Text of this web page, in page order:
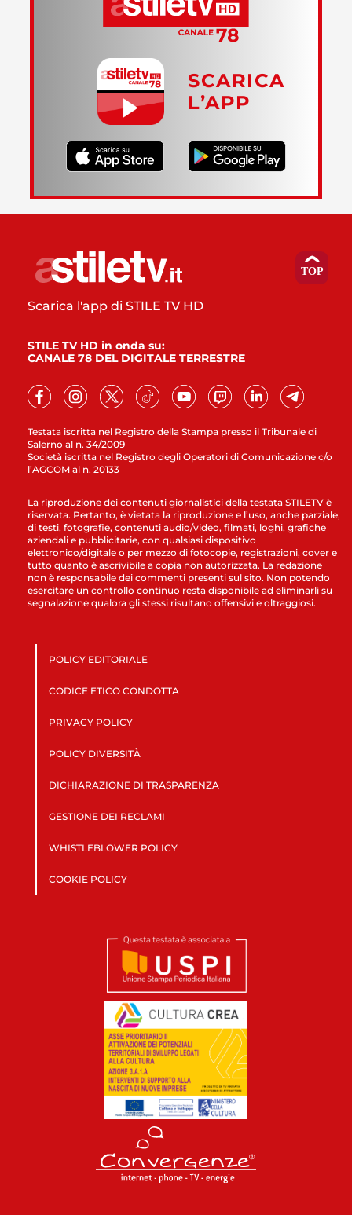
SCARICA
L’APP
Testata iscritta nel Registro della Stampa presso il Tribunale di
Salerno al n. 34/2009
Società iscritta nel Registro degli Operatori di Comunicazione c/o
l’AGCOM al n. 20133
Scarica l'app di STILE TV HD
STILE TV HD in onda su:
CANALE 78 DEL DIGITALE TERRESTRE
La riproduzione dei contenuti giornalistici della testata STILETV è
riservata. Pertanto, è vietata la riproduzione e l’uso, anche parziale,
di testi, fotografie, contenuti audio/video, filmati, loghi, grafiche
aziendali e pubblicitarie, con qualsiasi dispositivo
elettronico/digitale o per mezzo di fotocopie, registrazioni, cover e
tutto quanto è ascrivibile a copia non autorizzata. La redazione
non è responsabile dei commenti presenti sul sito. Non potendo
esercitare un controllo continuo resta disponibile ad eliminarli su
segnalazione qualora gli stessi risultano offensivi e oltraggiosi.
POLICY EDITORIALE
CODICE ETICO CONDOTTA
PRIVACY POLICY
POLICY DIVERSITÀ
DICHIARAZIONE DI TRASPARENZA
GESTIONE DEI RECLAMI
WHISTLEBLOWER POLICY
COOKIE POLICY